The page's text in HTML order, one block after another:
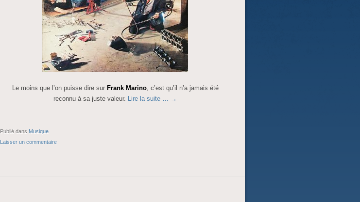
Le moins que l’on puisse dire sur Frank Marino, c’est qu’il n’a jamais été
reconnu à sa juste valeur. Lire la suite … →
Publié dans Musique
Laisser un commentaire